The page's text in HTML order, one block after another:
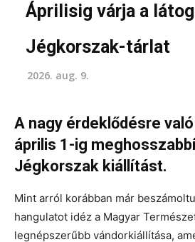
Áprilisig várja a
Jégkorszak-tárlat
2026. aug. 9.
A nagy érdeklődésre
április 1-ig
Jégkorszak kiállítást.
Mint arról korábban már
hangulatot idéz a Magyar
legnépszerűbb vándorkiállítása,